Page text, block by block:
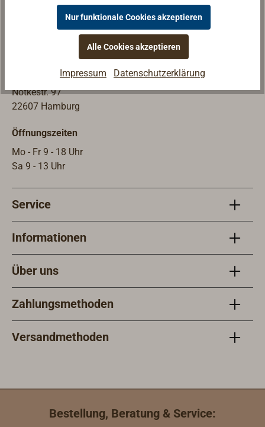
Edelstahl-Achse,
die besonders
wartungsfreundli
ch nur mit einer
gesichert ist.
hochfestem,
selbstschmieren
den, schwarzen
ERTACETAL-
verleimten und
verschraubten
werden. Die
Schiffsausrüstung | Werftausrüstung
Ladengeschäft & Ausstellung
TOPLICHT GmbH
Notkestr. 97
22607 Hamburg
Öffnungszeiten
Mo - Fr 9 - 18 Uhr
Sa 9 - 13 Uhr
Service
Informationen
Über uns
Zahlungsmethoden
Versandmethoden
Bestellung, Beratung & Service:
Nur funktionale Cookies akzeptieren
Alle Cookies akzeptieren
Impressum Datenschutzerklärung